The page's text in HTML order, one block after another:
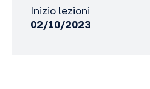
Inizio lezioni
02/10/2023